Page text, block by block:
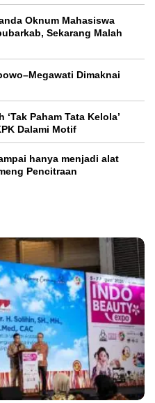
Oknum Mahasiswa
Sekarang Malah
Dimaknai
Paham Tata Kelola’
Dalami Motif
hanya menjadi alat
Pencitraan